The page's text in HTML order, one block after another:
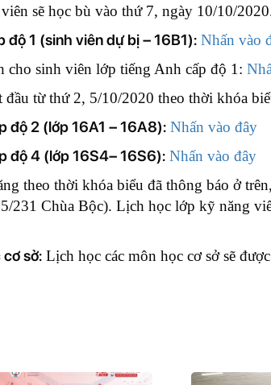
sẽ học bù vào thứ 7, ngày 10/10/
độ 1 (sinh viên dự bị – 16B1): Nhấn vào
cho sinh viên lớp tiếng Anh cấp độ 1:
từ thứ 2, 5/10/2020 theo thời khóa
độ 2 (lớp 16A1 – 16A8): Nhấn vào đây
độ 4 (lớp 16S4– 16S6): Nhấn vào đây
theo thời khóa biểu đã thông báo ở
231 Chùa Bộc). Lịch học lớp kỹ năng
sở: Lịch học các môn học cơ sở sẽ